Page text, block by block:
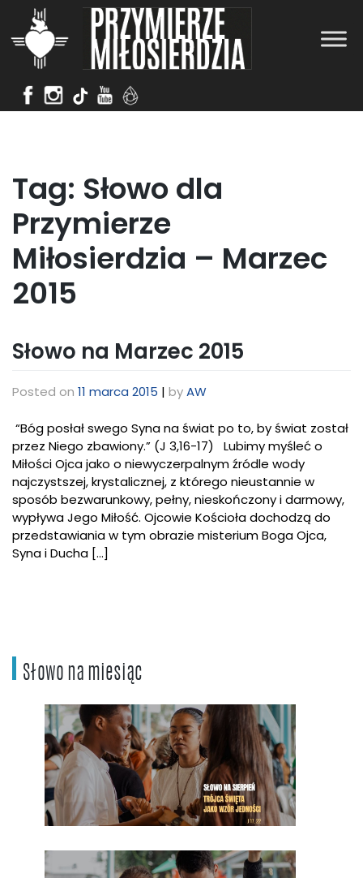
content
Tag: Słowo dla
Przymierze
Miłosierdzia – Marzec
2015
Słowo na Marzec 2015
Posted on 11 marca 2015 | byAW
“Bóg posłał swego Syna na świat po to, by świat został
przez Niego zbawiony.” (J 3,16-17) Lubimy myśleć o
Miłości Ojca jako o niewyczerpalnym źródle wody
najczystszej, krystalicznej, z którego nieustannie w
sposób bezwarunkowy, pełny, nieskończony i darmowy,
wypływa Jego Miłość. Ojcowie Kościoła dochodzą do
przedstawiania w tym obrazie misterium Boga Ojca,
Syna i Ducha […]
Słowo na miesiąc